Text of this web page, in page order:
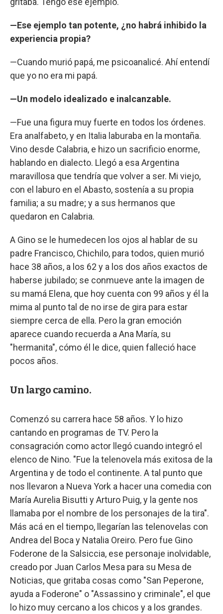
—Ese ejemplo tan potente, ¿no habrá inhibido la
experiencia propia?
—Cuando murió papá, me psicoanalicé. Ahí entendí
que yo no era mi papá.
—Un modelo idealizado e inalcanzable.
—Fue una figura muy fuerte en todos los órdenes.
Era analfabeto, y en Italia laburaba en la montaña.
Vino desde Calabria, e hizo un sacrificio enorme,
hablando en dialecto. Llegó a esa Argentina
maravillosa que tendría que volver a ser. Mi viejo,
con el laburo en el Abasto, sostenía a su propia
familia; a su madre; y a sus hermanos que
quedaron en Calabria.
A Gino se le humedecen los ojos al hablar de su
padre Francisco, Chichilo, para todos, quien murió
hace 38 años, a los 62 y a los dos años exactos de
haberse jubilado; se conmueve ante la imagen de
su mamá Elena, que hoy cuenta con 99 años y él la
mima al punto tal de no irse de gira para estar
siempre cerca de ella. Pero la gran emoción
aparece cuando recuerda a Ana María, su
"hermanita", cómo él le dice, quien falleció hace
pocos años.
Un largo camino.
Comenzó su carrera hace 58 años. Y lo hizo
cantando en programas de TV. Pero la
consagración como actor llegó cuando integró el
elenco de Nino. "Fue la telenovela más exitosa de la
Argentina y de todo el continente. A tal punto que
nos llevaron a Nueva York a hacer una comedia con
María Aurelia Bisutti y Arturo Puig, y la gente nos
llamaba por el nombre de los personajes de la tira".
Más acá en el tiempo, llegarían las telenovelas con
Andrea del Boca y Natalia Oreiro. Pero fue Gino
Foderone de la Salsiccia, ese personaje inolvidable,
creado por Juan Carlos Mesa para su Mesa de
Noticias, que gritaba cosas como "San Peperone,
ayuda a Foderone" o "Assassino y criminale", el que
lo hizo muy cercano a los chicos y a los grandes.